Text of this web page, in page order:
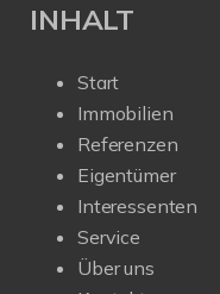
INHALT
Start
Immobilien
Referenzen
Eigentümer
Interessenten
Service
Über uns